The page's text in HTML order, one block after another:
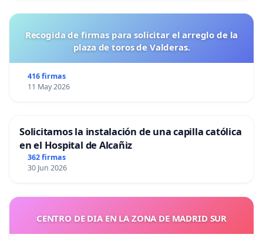
Recogida de firmas para solicitar el arreglo de la
plaza de toros de Valderas.
416 firmas
11 May 2026
Solicitamos la instalación de una capilla católica
en el Hospital de Alcañiz
362 firmas
30 Jun 2026
CENTRO DE DIA EN LA ZONA DE MADRID SUR